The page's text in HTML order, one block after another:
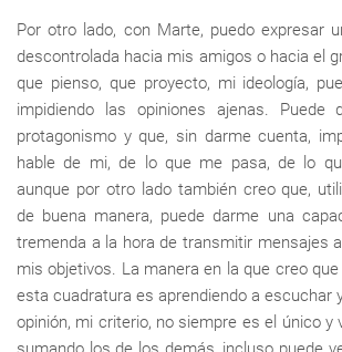
Por otro lado, con Marte, puedo expresar
descontrolada hacia mis amigos o hacia el
que pienso, que proyecto, mi ideología,
impidiendo las opiniones ajenas.
protagonismo y que, sin darme cuenta,
hable de mi, de lo que me pasa, de lo
aunque por otro lado también creo que,
de buena manera, puede darme una
tremenda a la hora de transmitir mensajes
mis objetivos. La manera en la que creo
esta cuadratura es aprendiendo a escuchar
opinión, mi criterio, no siempre es el único y